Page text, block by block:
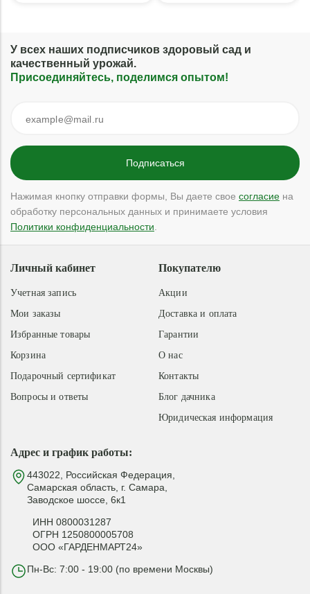
У всех наших подписчиков здоровый сад и
качественный урожай.
Присоединяйтесь, поделимся опытом!
Нажимая кнопку отправки формы, Вы даете свое согласие на
обработку персональных данных и принимаете условия
Политики конфиденциальности
Адрес и график работы:
443022, Российская Федерация,
Самарская область, г. Самара,
Заводское шоссе, 6к1
ИНН 0800031287
ОГРН 1250800005708
ООО «ГАРДЕНМАРТ24»
Пн-Вс: 7:00 - 19:00 (по времени Москвы)
Покупателю
Акции
Доставка и оплата
Гарантии
О нас
Контакты
Блог дачника
Юридическая информация
Личный кабинет
Учетная запись
Мои заказы
Избранные товары
Корзина
Подарочный сертификат
Вопросы и ответы